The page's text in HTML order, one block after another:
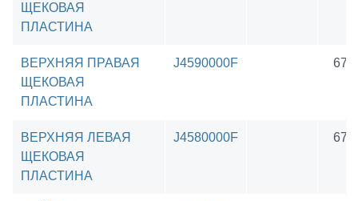
ЩЕКОВАЯ
ПЛАСТИНА
ВЕРХНЯЯ ПРАВАЯ
ЩЕКОВАЯ
ПЛАСТИНА
J4590000F
ВЕРХНЯЯ ЛЕВАЯ
ЩЕКОВАЯ
ПЛАСТИНА
J4580000F